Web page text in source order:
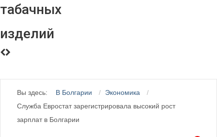
табачных
изделий
Вы здесь: В Болгарии
Экономика
Служба Евростат зарегистрировала высокий рост
зарплат в Болгарии